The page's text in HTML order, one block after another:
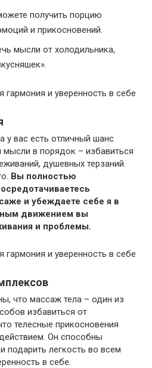
получить порцию
и прикосновений.
мысли от холодильника,
у вас есть отличный шанс
мысли в порядок – избавиться
душевных терзаний.
Вы полностью
и убеждаете себе я в
движением вы
и проблемы.
что массаж тела – один из
избавиться от
телесные прикосновения
Он способны
подарить легкость во всем
в себе.